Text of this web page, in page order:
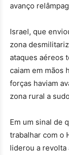
avanço
Israel, que
zona
ataques aéreos
caiam em mãos
forças haviam
zona rural a
Em um sinal de
trabalhar com o
liderou a